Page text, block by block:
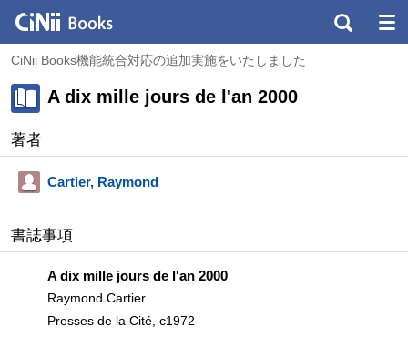
CiNii Books機能統合対応の追加実施をいたしました
A dix mille jours de l'an 2000
著者
Cartier, Raymond
書誌事項
A dix mille jours de l'an 2000
Raymond Cartier
Presses de la Cité, c1972